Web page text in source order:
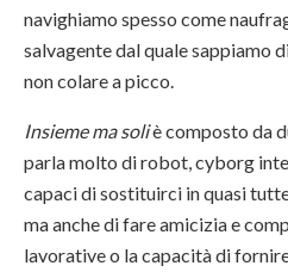
navighiamo spesso come
salvagente dal quale sappiamo
non colare a picco.
Insieme ma soliè composto da
parla molto di robot, cyborg
capaci di sostituirci in quasi
ma anche di fare amicizia e
lavorative o la capacità di